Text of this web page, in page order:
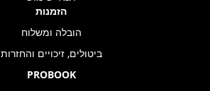
הזמנות
הובלה ומשלוח
ביטולים, זיכויים והחזרות
PROBOOK